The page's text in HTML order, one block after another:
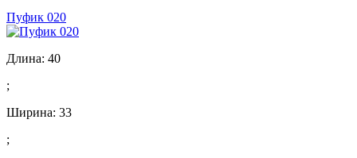
Пуфик 020
Длина: 40
;
Ширина: 33
;